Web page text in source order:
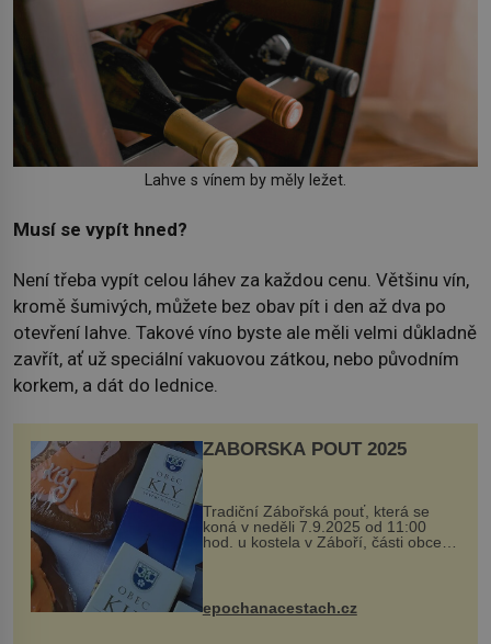
Lahve s vínem by měly ležet.
Musí se vypít hned?
Není třeba vypít celou láhev za každou cenu. Většinu vín,
kromě šumivých, můžete bez obav pít i den až dva po
otevření lahve. Takové víno byste ale měli velmi důkladně
zavřít, ať už speciální vakuovou zátkou, nebo původním
korkem, a dát do lednice.
ZÁBOŘSKÁ POUŤ 2025
Tradiční Zábořská pouť, která se
koná v neděli 7.9.2025 od 11:00
hod. u kostela v Záboří, části obce
Kly u Mělníka. V programu naleznete
komentovanou prohlídku kostela,
epochanacestach.cz